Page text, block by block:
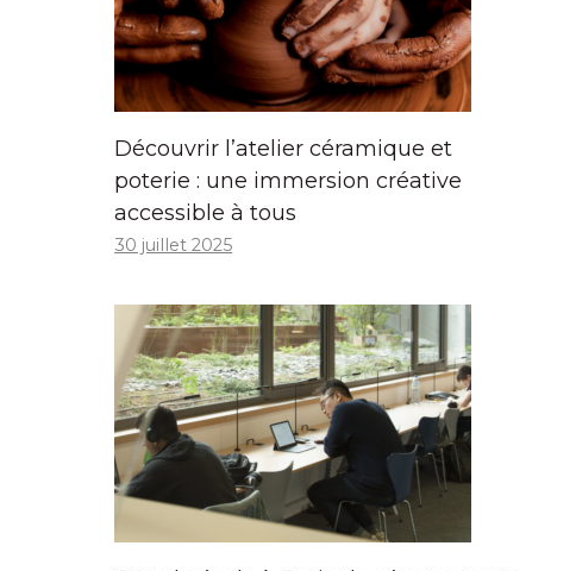
Découvrir l’atelier céramique et
poterie : une immersion créative
accessible à tous
30 juillet 2025